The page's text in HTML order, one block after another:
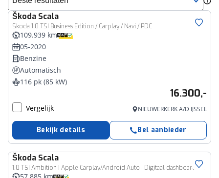
Sorteer resultaten
Škoda Scala
Skoda 1.0 TSI Business Edition / Carplay / Navi / PDC
109.939 km
05-2020
Benzine
Automatisch
116 pk (85 kW)
16.300,-
Vergelijk NIEUWERKERK A/D IJSSEL
Bekijk details Bel aanbieder
Škoda Scala
1.0 TSI Ambition | Apple Carplay/Android Auto | Digitaal dashboard | Airco | Cruise control | Navigatie | Lichtmetalen velgen